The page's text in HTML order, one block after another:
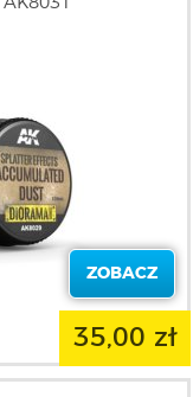
ZOBACZ
35,00 zł